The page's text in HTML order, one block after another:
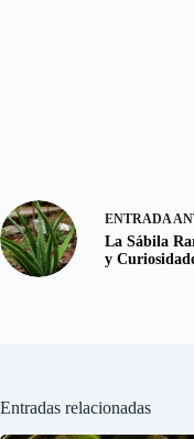
ENTRADA
La Sábila
y
Entradas relacionadas